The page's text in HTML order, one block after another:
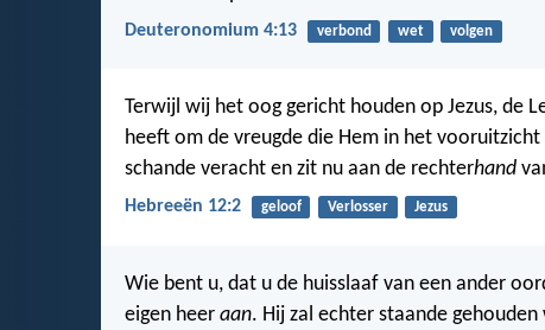
Deuteronomium 4:13 verbond wet volgen
Terwijl wij het oog gericht houden op Jezus, de
heeft om de vreugde die Hem in het
schande veracht en zit nu aan de rechterhand
Hebreeën 12:2 geloof Verlosser Jezus
Wie bent u, dat u de huisslaaf van een ander
eigen heer aan. Hij zal echter staande